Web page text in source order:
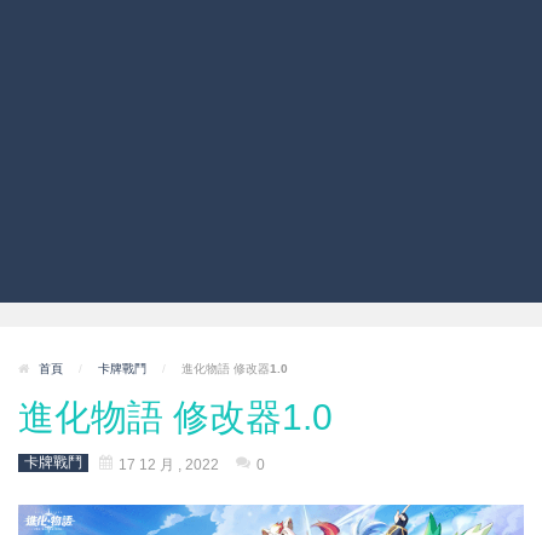
首頁 / 卡牌戰鬥 / 進化物語 修改器1.0
進化物語 修改器1.0
卡牌戰鬥 17 12 月 , 2022 0